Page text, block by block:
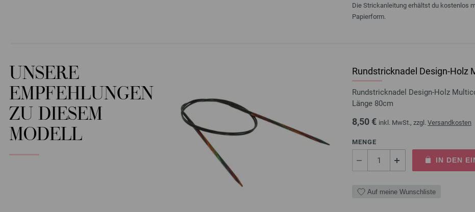
Die Strickanleitung erhältst du kostenlos
Papierform.
UNSERE
EMPFEHLUNGEN
ZU DIESEM
MODELL
Rundstricknadel Design-Holz
Rundstricknadel Design-Holz
Länge 80cm
8,50 € inkl. MwSt., zzgl. Versandkosten
MENGE
IN DEN
Auf meine Wunschliste